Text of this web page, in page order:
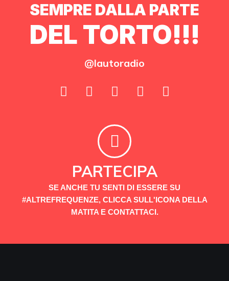
SEMPRE DALLA PARTE
DEL TORTO!!!
@lautoradio
PARTECIPA
SE ANCHE TU SENTI DI ESSERE SU
#ALTREFREQUENZE, CLICCA SULL'ICONA DELLA
MATITA E CONTATTACI.